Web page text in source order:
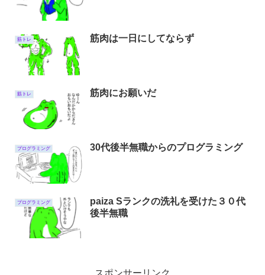
筋トレ 筋肉は一日にしてならず
筋トレ 筋肉にお願いだ
プログラミング 30代後半無職からのプログラミング
プログラミング
paiza Sランクの洗礼を受けた３０代
後半無職
スポンサーリンク